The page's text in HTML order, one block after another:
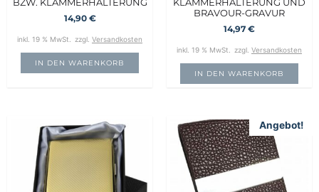
14,90 €
inkl. 19 % MwSt. zzgl. Versandkosten
IN DEN WARENKORB
BRAVOUR-GRAVUR
14,97 €
inkl. 19 % MwSt. zzgl. Versandkosten
IN DEN WARENKORB
Angebot!